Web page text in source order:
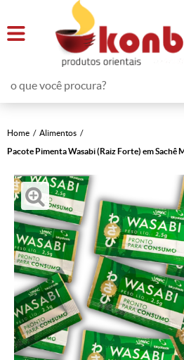
Home
Alimentos
Pacote Pimenta Wasabi (Raiz Forte) em Sachê